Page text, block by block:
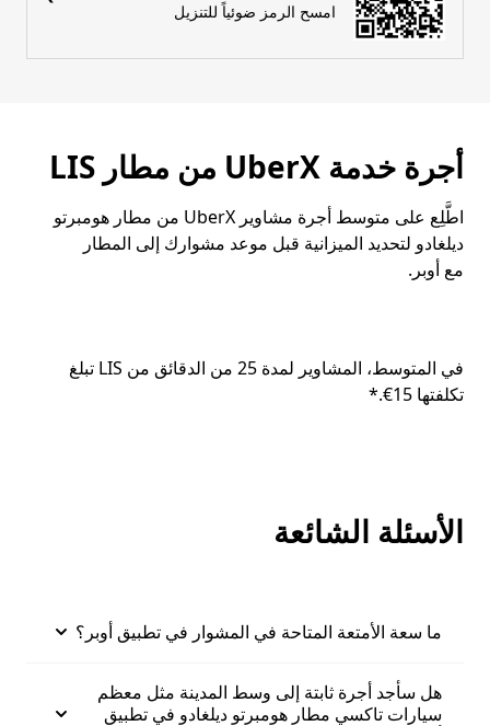
امسح الرمز ضوئياً للتنزيل
أجرة خدمة UberX من مطار LIS
اطَّلِع على متوسط أجرة مشاوير UberX من مطار هومبرتو
ديلغادو لتحديد الميزانية قبل موعد مشوارك إلى المطار
مع أوبر.
في المتوسط، المشاوير لمدة 25 من الدقائق من LIS تبلغ
تكلفتها 15€.*
الأسئلة الشائعة
ما سعة الأمتعة المتاحة في المشوار في تطبيق أوبر؟
هل سأجد أجرة ثابتة إلى وسط المدينة مثل معظم
سيارات تاكسي مطار هومبرتو ديلغادو في تطبيق